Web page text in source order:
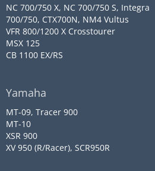
NC 700/750 X, NC 700/750 S, Integra
700/750, CTX700N, NM4 Vultus
VFR 800/1200 X Crosstourer
MSX 125
CB 1100 EX/RS
Yamaha
MT-09, Tracer 900
MT-10
XSR 900
XV 950 (R/Racer), SCR950R